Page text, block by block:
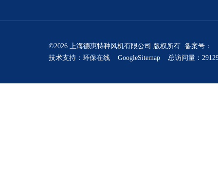
©2026 上海德惠特种风机有限公司 版权所有 备案号：
技术支持： 环保在线 GoogleSitemap 总访问量：